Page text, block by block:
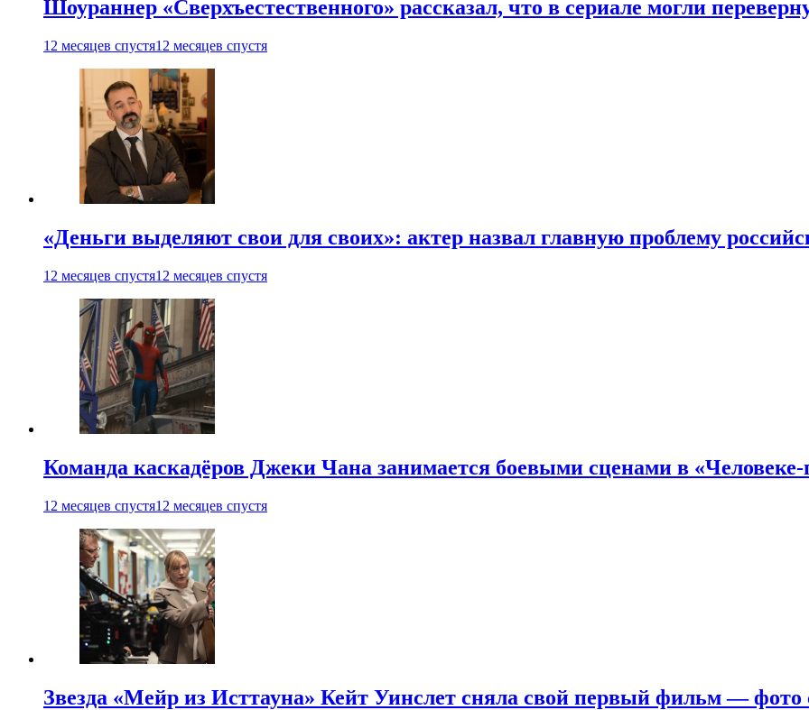
Шоураннер «Сверхъестественного» рассказал, что в сериале могли
12 месяцев спустя12 месяцев спустя
«Деньги выделяют свои для своих»: актер назвал главную проблему
12 месяцев спустя12 месяцев спустя
Команда каскадёров Джеки Чана занимается боевыми сценами в «Человеке-
12 месяцев спустя12 месяцев спустя
Звезда «Мейр из Исттауна» Кейт Уинслет сняла свой первый фильм — фото